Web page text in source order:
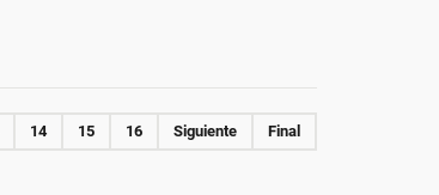
14 15 16 Siguiente Final